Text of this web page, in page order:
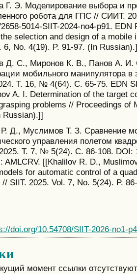
Г. Э. Моделирование выбора и
робота для ГПС // СИИТ.
5014-SIIT-2024-no4-p91.
selection and design of a
6, No. 4(19). P. 91-97. (In
Д. С., Миронов К. В., Панов А. И.
мобильного манипулятора в
Т. 16, № 4(64). С. 65-75. EDN
A. I. Determination of the target
problems // Proceedings of
Russian).]]
Д., Муслимов Т. З. Сравнение
управления полетом
Т. 7, № 5(24). С. 86-108. DOI:
AMLCRV. [[Khalilov R. D.,
for automatic control of a
SIIT. 2025. Vol. 7, No. 5(24). P.
doi.org/10.54708/SIIT-2026-no1-
момент ссылки